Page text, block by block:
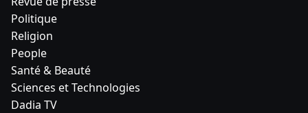
Politique
Religion
People
Santé & Beauté
Sciences et Technologies
Dadia TV